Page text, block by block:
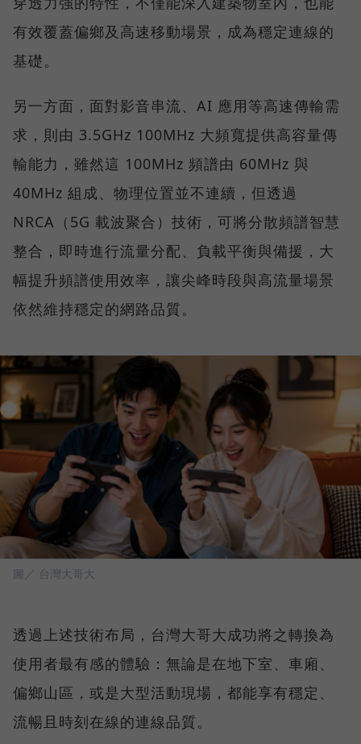
有效覆蓋偏鄉及高速移動場景，成為穩定連線的
基礎。
另一方面，面對影音串流、AI 應用等高速傳輸需
求，則由 3.5GHz 100MHz 大頻寬提供高容量傳
輸能力，雖然這 100MHz 頻譜由 60MHz 與
40MHz 組成、物理位置並不連續，但透過
NRCA（5G 載波聚合）技術，可將分散頻譜智慧
整合，即時進行流量分配、負載平衡與備援，大
幅提升頻譜使用效率，讓尖峰時段與高流量場景
依然維持穩定的網路品質。
圖／ 台灣大哥大
透過上述技術布局，台灣大哥大成功將之轉換為
使用者最有感的體驗：無論是在地下室、車廂、
偏鄉山區，或是大型活動現場，都能享有穩定、
流暢且時刻在線的連線品質。